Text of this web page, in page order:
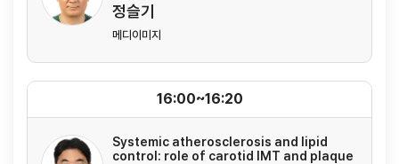
정슬기
메디이미지
Systemic atherosclerosis and lipid
control: role of carotid IMT and plaque
16:00~16:20